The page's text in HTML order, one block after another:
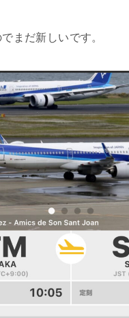
まだ新しいです。